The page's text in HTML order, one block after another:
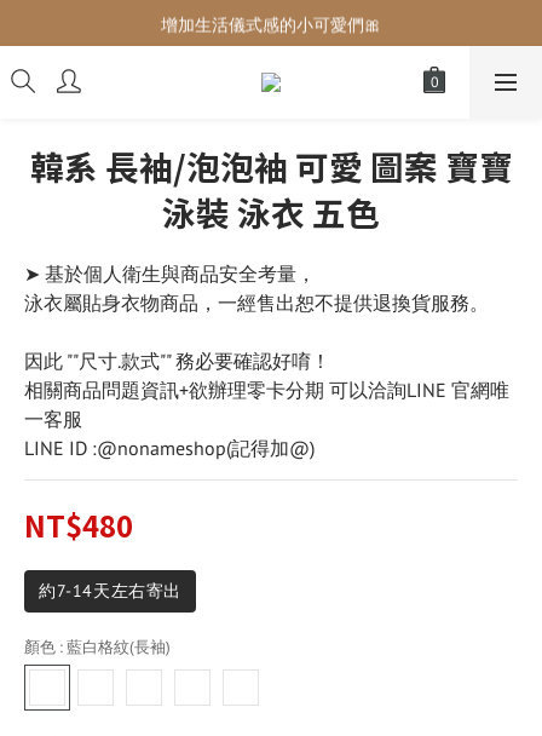
增加生活儀式感的小可愛們🎀
增加生活儀式感的小可愛們🎀
最後現貨‼️這價格不需要再解釋🔥
韓系 長袖/泡泡袖 可愛 圖案 寶寶
泳裝 泳衣 五色
➤ 基於個人衛生與商品安全考量，
泳衣屬貼身衣物商品，一經售出恕不提供退換貨服務。
因此 ""尺寸.款式"" 務必要確認好唷！
相關商品問題資訊+欲辦理零卡分期 可以洽詢LINE 官網唯
一客服
LINE ID :@nonameshop(記得加@)
NT$480
約7-14天左右寄出
顏色 : 藍白格紋(長袖)